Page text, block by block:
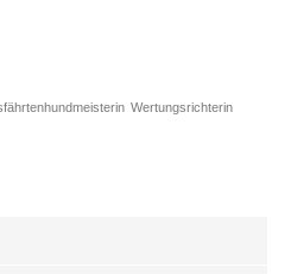
Wertungsrichterin